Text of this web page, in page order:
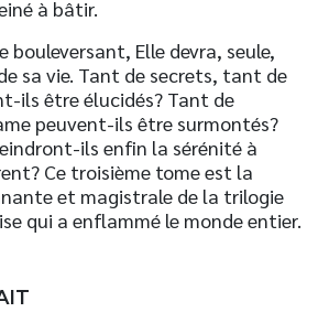
à bâtir.
bouleversant, Elle devra, seule,
sa vie. Tant de secrets, tant de
ils être élucidés? Tant de
peuvent-ils être surmontés?
ils enfin la sérénité à
Ce troisième tome est la
et magistrale de la trilogie
qui a enflammé le monde entier.